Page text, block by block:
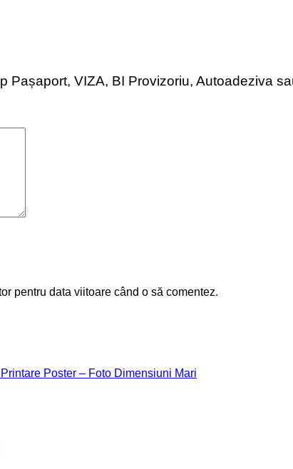
Pașaport, VIZA, BI Provizoriu, Autoadeziva
pentru data viitoare când o să comentez.